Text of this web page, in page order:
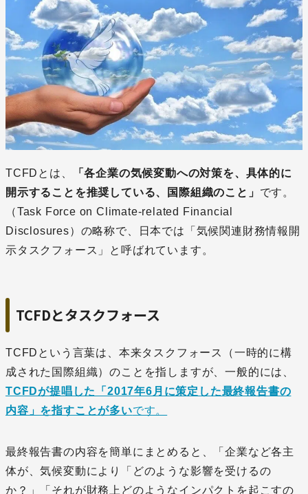
TCFDとは、
「各企業の気候変動への対策を、具体的に
開示することを推奨している、国際組織のこと」 です。
（Task Force on Climate-related Financial
Disclosures）の略称で、日本では「気候関連財務情報開
示タスクフォース」と呼ばれています。
TCFDとタスクフォース
TCFDという言葉は、本来タスクフォース（一時的に構
成された国際組織）のことを指しますが、一般的には、
TCFDが提唱した「2017年6月に策定した最終報告書の
内容」を指すことが多いです。
最終報告書の内容を簡単にまとめると、「企業など各主
体が、気候変動により「どのような影響を受けるの
か？」「それが財務上どのようなインパクトを起こすの